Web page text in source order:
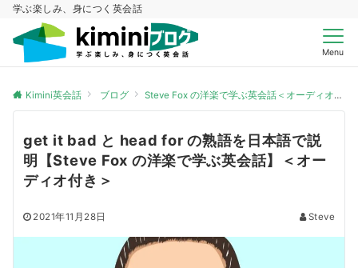
学ぶ楽しみ、身につく英会話
Menu
Kimini英会話 ブログ Steve Fox の洋楽で学ぶ英会話＜オーディオ付き＞
get it bad と head for の熟語を日本語で説
明【Steve Fox の洋楽で学ぶ英会話】＜オー
ディオ付き＞
2021年11月28日 Steve